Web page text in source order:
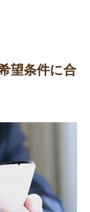
望条件に合